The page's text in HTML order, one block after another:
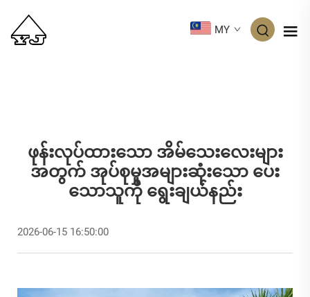
MY
ဖုန်းလုပ်ထားသော အိမ်သေးလေးများ
အတွက် အုပ်စုမှုအများဆုံးသော ပေး
သောသူကို ရွေးချယ်နည်း
2026-06-15 16:50:00